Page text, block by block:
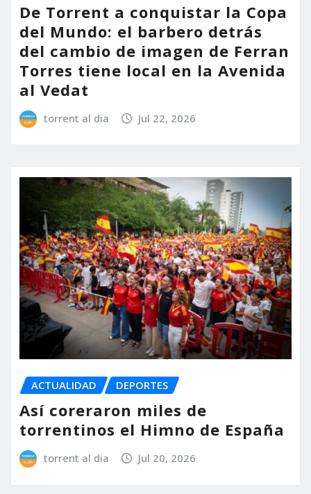
De Torrent a conquistar la Copa
del Mundo: el barbero detrás
del cambio de imagen de Ferran
Torres tiene local en la Avenida
al Vedat
torrent al dia Jul 22, 2026
ACTUALIDAD DEPORTES
Así coreraron miles de
torrentinos el Himno de España
torrent al dia Jul 20, 2026